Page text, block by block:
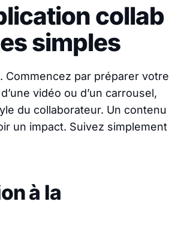
collab
simples
Commencez par préparer votre
vidéo ou d’un carrousel,
du collaborateur. Un contenu
un impact. Suivez simplement
à la